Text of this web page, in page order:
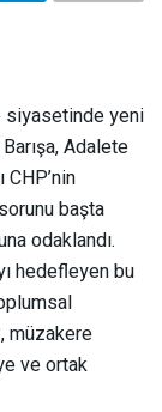
siyasetinde yeni
Adalete
başta
odaklandı.
hedefleyen bu
müzakere
ve ortak